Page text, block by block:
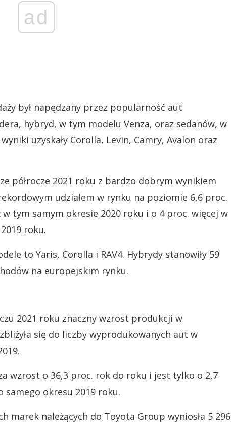
ad
był napędzany przez popularność aut
hybryd, w tym modelu Venza, oraz sedanów, w
uzyskały Corolla, Levin, Camry, Avalon oraz
półrocze 2021 roku z bardzo dobrym wynikiem
udziałem w rynku na poziomie 6,6 proc.
tym samym okresie 2020 roku i o 4 proc. więcej w
roku.
to Yaris, Corolla i RAV4. Hybrydy stanowiły 59
na europejskim rynku.
2021 roku znaczny wzrost produkcji w
się do liczby wyprodukowanych aut w
wzrost o 36,3 proc. rok do roku i jest tylko o 2,7
okresu 2019 roku.
marek należących do Toyota Group wyniosła 5 296